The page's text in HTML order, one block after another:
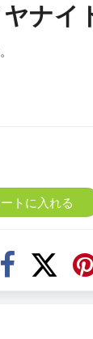
ナイ
トに入れる